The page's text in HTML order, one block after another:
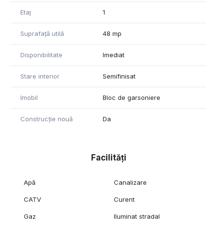
Etaj 1
Suprafață utilă 48 mp
Disponibilitate Imediat
Stare interior Semifinisat
Imobil Bloc de garsoniere
Construcție nouă Da
Facilități
Apă Canalizare
CATV Curent
Gaz Iluminat stradal